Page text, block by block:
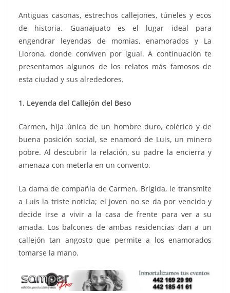
Antiguas casonas, estrechos callejones, túneles y ecos
de historia. Guanajuato es el lugar ideal para
engendrar leyendas de momias, enamorados y La
Llorona, donde conviven por igual. A continuación te
presentamos algunos de los relatos más famosos de
esta ciudad y sus alrededores.
1. Leyenda del Callejón del Beso
Carmen, hija única de un hombre duro, colérico y de
buena posición social, se enamoró de Luis, un minero
pobre. Al descubrir la relación, su padre la encierra y
amenaza con meterla en un convento.
La dama de compañía de Carmen, Brígida, le transmite
a Luis la triste noticia; el joven no se da por vencido y
decide irse a vivir a la casa de frente para ver a su
amada. Los balcones de ambas residencias dan a un
callejón tan angosto que permite a los enamorados
tomarse la mano.